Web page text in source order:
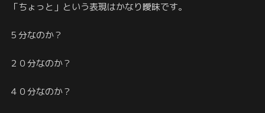
「ちょっと」という表現はかなり曖昧です。
５分なのか？
２０分なのか？
４０分なのか？